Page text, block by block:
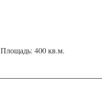
Площадь: 400 кв.м.